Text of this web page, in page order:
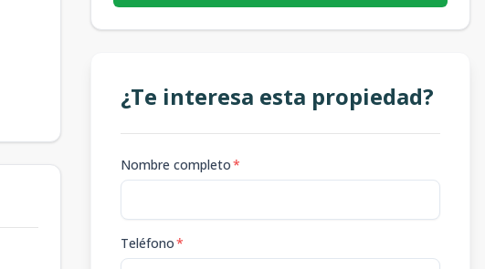
¿Te interesa esta propiedad?
Nombre completo*
Teléfono*